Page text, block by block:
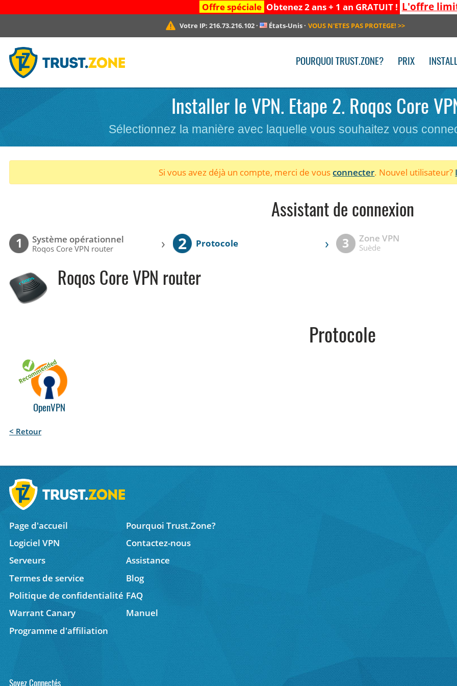
Offre spéciale Obtenez 2 ans + 1 an GRATUIT ! L'offre
Votre IP: 216.73.216.102· États-Unis· VOUS N'ETES PAS PROTEGE! >>
POURQUOI TRUST.ZONE? PRIX
Installer le VPN. Etape 2. Roqos Core
Sélectionnez la manière avec laquelle vous souhaitez vous
Si vous avez déjà un compte, merci de vousconnecter. Nouvel utilisateur?
Assistant de connexion
1 Système opérationnel
Roqos Core VPN router › 2 Protocole › 3 Zone VPN
Suède
Roqos Core VPN router
Protocole
OpenVPN
< Retour
Page d'accueil
Pourquoi Trust.Zone?
Logiciel VPN
Contactez-nous
Serveurs
Assistance
Termes de service
Blog
Politique de confidentialité FAQ
Warrant Canary
Manuel
Programme d'affiliation
Soyez Connectés